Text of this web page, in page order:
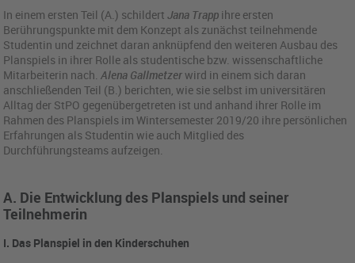
In einem ersten Teil (A.) schildertJana Trapp ihre ersten
Berührungspunkte mit dem Konzept als zunächst teilnehmende
Studentin und zeichnet daran anknüpfend den weiteren Ausbau des
Planspiels in ihrer Rolle als studentische bzw. wissenschaftliche
Mitarbeiterin nach.Alena Gallmetzerwird in einem sich daran
anschließenden Teil (B.) berichten, wie sie selbst im universitären
Alltag der StPO gegenübergetreten ist und anhand ihrer Rolle im
Rahmen des Planspiels im Wintersemester 2019/20 ihre persönlichen
Erfahrungen als Studentin wie auch Mitglied des
Durchführungsteams aufzeigen.
A. Die Entwicklung des Planspiels und seiner
Teilnehmerin
I. Das Planspiel in den Kinderschuhen